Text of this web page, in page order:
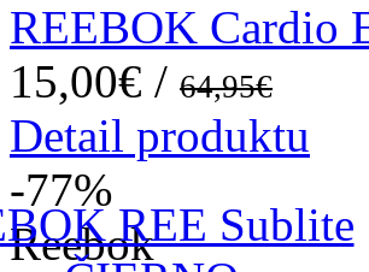
REEBOK Cardio
15,00€ / 64,95€
Detail produktu
-77%
Reebok